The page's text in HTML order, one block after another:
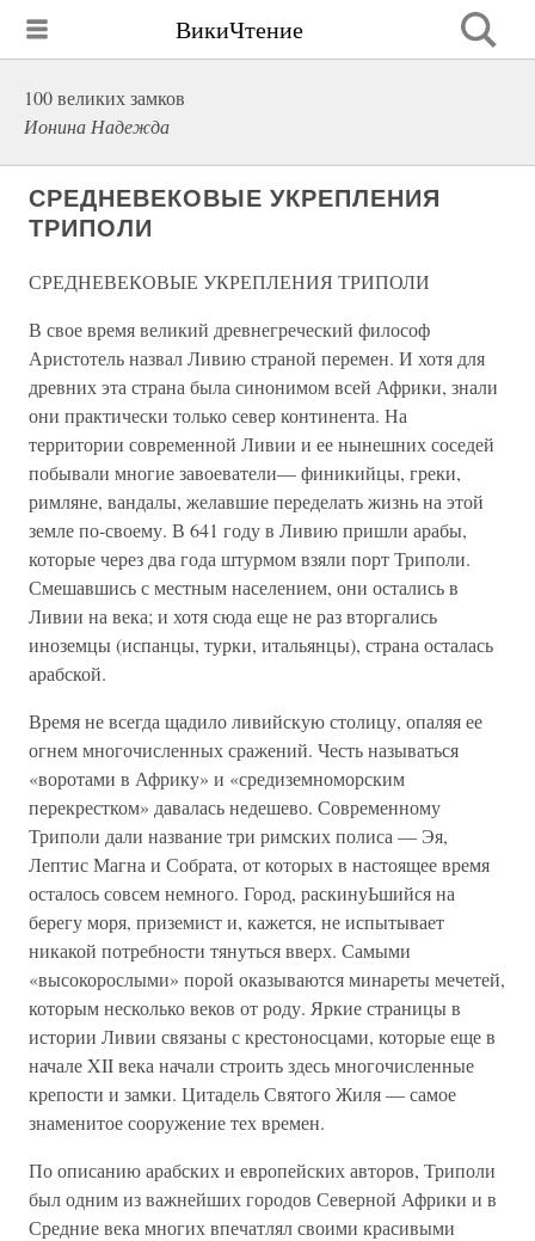
ВикиЧтение
100 великих замков
Ионина Надежда
СРЕДНЕВЕКОВЫЕ УКРЕПЛЕНИЯ
ТРИПОЛИ
СРЕДНЕВЕКОВЫЕ УКРЕПЛЕНИЯ ТРИПОЛИ
В свое время великий древнегреческий философ
Аристотель назвал Ливию страной перемен. И хотя для
древних эта страна была синонимом всей Африки, знали
они практически только север континента. На
территории современной Ливии и ее нынешних соседей
побывали многие завоеватели— финикийцы, греки,
римляне, вандалы, желавшие переделать жизнь на этой
земле по-своему. В 641 году в Ливию пришли арабы,
которые через два года штурмом взяли порт Триполи.
Смешавшись с местным населением, они остались в
Ливии на века; и хотя сюда еще не раз вторгались
иноземцы (испанцы, турки, итальянцы), страна осталась
арабской.
Время не всегда щадило ливийскую столицу, опаляя ее
огнем многочисленных сражений. Честь называться
«воротами в Африку» и «средиземноморским
перекрестком» давалась недешево. Современному
Триполи дали название три римских полиса — Эя,
Лептис Магна и Собрата, от которых в настоящее время
осталось совсем немного. Город, раскинуЬшийся на
берегу моря, приземист и, кажется, не испытывает
никакой потребности тянуться вверх. Самыми
«высокорослыми» порой оказываются минареты мечетей,
которым несколько веков от роду. Яркие страницы в
истории Ливии связаны с крестоносцами, которые еще в
начале XII века начали строить здесь многочисленные
крепости и замки. Цитадель Святого Жиля — самое
знаменитое сооружение тех времен.
По описанию арабских и европейских авторов, Триполи
был одним из важнейших городов Северной Африки и в
Средние века многих впечатлял своими красивыми